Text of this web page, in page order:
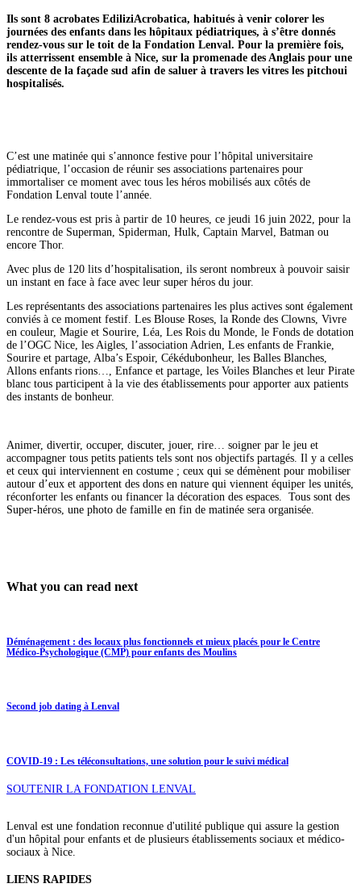
Ils sont 8 acrobates EdiliziAcrobatica, habitués à venir colorer les
journées des enfants dans les hôpitaux pédiatriques, à s’être donnés
rendez-vous sur le toit de la Fondation Lenval. Pour la première fois,
ils atterrissent ensemble à Nice, sur la promenade des Anglais pour une
descente de la façade sud afin de saluer à travers les vitres les pitchoui
hospitalisés.
C’est une matinée qui s’annonce festive pour l’hôpital universitaire
pédiatrique, l’occasion de réunir ses associations partenaires pour
immortaliser ce moment avec tous les héros mobilisés aux côtés de
Fondation Lenval toute l’année.
Le rendez-vous est pris à partir de 10 heures, ce jeudi 16 juin 2022, pour la
rencontre de Superman, Spiderman, Hulk, Captain Marvel, Batman ou
encore Thor.
Avec plus de 120 lits d’hospitalisation, ils seront nombreux à pouvoir saisir
un instant en face à face avec leur super héros du jour.
Les représentants des associations partenaires les plus actives sont également
conviés à ce moment festif. Les Blouse Roses, la Ronde des Clowns, Vivre
en couleur, Magie et Sourire, Léa, Les Rois du Monde, le Fonds de dotation
de l’OGC Nice, les Aigles, l’association Adrien, Les enfants de Frankie,
Sourire et partage, Alba’s Espoir, Cékédubonheur, les Balles Blanches,
Allons enfants rions…, Enfance et partage, les Voiles Blanches et leur Pirate
blanc tous participent à la vie des établissements pour apporter aux patients
des instants de bonheur.
Animer, divertir, occuper, discuter, jouer, rire… soigner par le jeu et
accompagner tous petits patients tels sont nos objectifs partagés. Il y a celles
et ceux qui interviennent en costume ; ceux qui se démènent pour mobiliser
autour d’eux et apportent des dons en nature qui viennent équiper les unités,
réconforter les enfants ou financer la décoration des espaces. Tous sont des
Super-héros, une photo de famille en fin de matinée sera organisée.
What you can read next
Déménagement : des locaux plus fonctionnels et mieux placés pour le Centre
Médico-Psychologique (CMP) pour enfants des Moulins
Second job dating à Lenval
COVID-19 : Les téléconsultations, une solution pour le suivi médical
SOUTENIR LA FONDATION LENVAL
Lenval est une fondation reconnue d'utilité publique qui assure la gestion
d'un hôpital pour enfants et de plusieurs établissements sociaux et médico-
sociaux à Nice.
LIENS RAPIDES